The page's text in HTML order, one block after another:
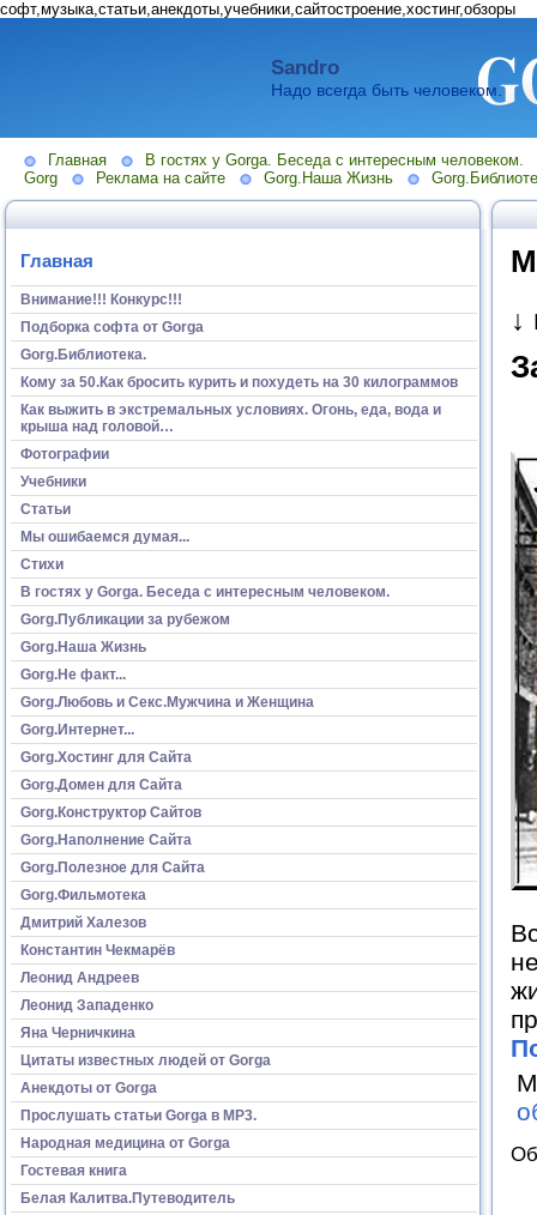
софт,музыка,статьи,анекдоты,учебники,сайтостроение,хостинг,обзоры
Sandro
Надо всегда быть человеком.
Главная
В гостях у Gorga. Беседа с интересным человеком.
Gorg
Реклама на сайте Gorg.Наша Жизнь
Главная
Внимание!!! Конкурс!!!
Подборка софта от Gorga
Gorg.Библиотека.
Кому за 50.Как бросить курить и похудеть на 30 килограммов
Как выжить в экстремальных условиях. Огонь, еда, вода и
крыша над головой…
Фотографии
Учебники
Статьи
Мы ошибаемся думая...
Стихи
В гостях у Gorga. Беседа с интересным человеком.
Gorg.Публикации за рубежом
Gorg.Наша Жизнь
Gorg.Не факт...
Gorg.Любовь и Секс.Мужчина и Женщина
Gorg.Интернет...
Gorg.Хостинг для Сайта
Gorg.Домен для Сайта
Gorg.Конструктор Сайтов
Gorg.Наполнение Сайта
Gorg.Полезное для Сайта
Gorg.Фильмотека
Дмитрий Халезов
Константин Чекмарёв
Леонид Андреев
Леонид Западенко
Яна Черничкина
Цитаты известных людей от Gorga
Анекдоты от Gorga
Прослушать статьи Gorga в МР3.
Народная медицина от Gorga
Гостевая книга
Белая Калитва.Путеводитель